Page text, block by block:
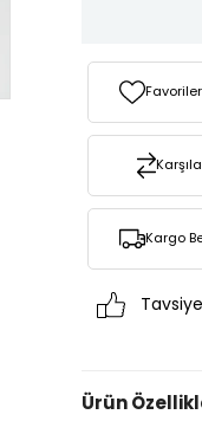
Kargo
Ürün